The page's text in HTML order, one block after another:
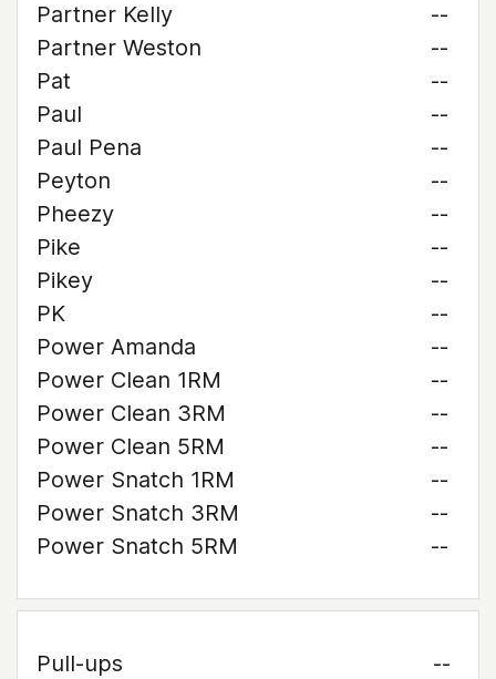
Partner Kelly
--
Partner Weston
--
Pat
--
Paul
--
Paul Pena
--
Peyton
--
Pheezy
--
Pike
--
Pikey
--
PK
--
Power Amanda
--
Power Clean 1RM
--
Power Clean 3RM
--
Power Clean 5RM
--
Power Snatch 1RM
--
Power Snatch 3RM
--
Power Snatch 5RM
--
Pull-ups
--